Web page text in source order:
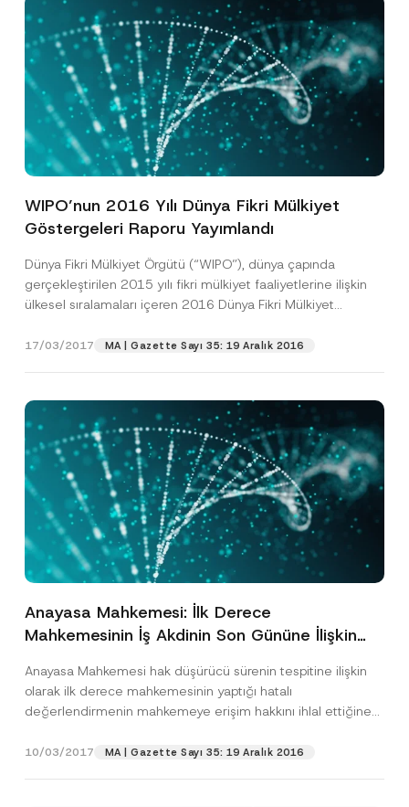
WIPO’nun 2016 Yılı Dünya Fikri Mülkiyet
Göstergeleri Raporu Yayımlandı
Dünya Fikri Mülkiyet Örgütü (“WIPO”), dünya çapında
gerçekleştirilen 2015 yılı fikri mülkiyet faaliyetlerine ilişkin
ülkesel sıralamaları içeren 2016 Dünya Fikri Mülkiyet
17/03/2017 MA | Gazette Sayı 35: 19 Aralık 2016
Anayasa Mahkemesi: İlk Derece
Mahkemesinin İş Akdinin Son Gününe İlişkin
Etmektedir
Anayasa Mahkemesi hak düşürücü sürenin tespitine ilişkin
olarak ilk derece mahkemesinin yaptığı hatalı
değerlendirmenin mahkemeye erişim hakkını ihlal ettiğine
10/03/2017 MA | Gazette Sayı 35: 19 Aralık 2016
Firma
Pozisyon
E-Posta Adresi
Telefon Numarası
c
e
*
Konu *
r
v
c
y
N
i
c
e
*
verilerle ilgili
aydınlatma metni
ni okudum ve
anladım.
A
p
p
o
v
e
*
Bu iletişim formunu göndererek,aydınlatma
metni
nde açıklanan şekilde kişisel verilerimin
işlenmesine izin veriyorum.
GÖNDER